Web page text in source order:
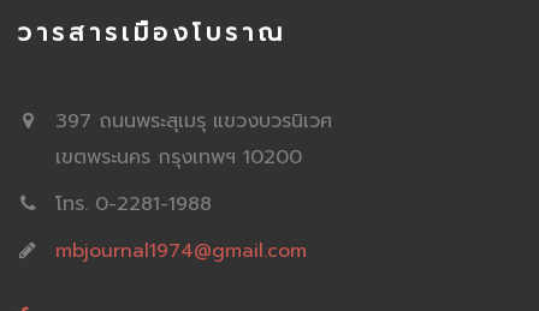
วารสารเมืองโบราณ
397 ถนนพระสุเมรุ แขวงบวรนิเวศ
เขตพระนคร กรุงเทพฯ 10200
โทร. 0-2281-1988
mbjournal1974@gmail.com